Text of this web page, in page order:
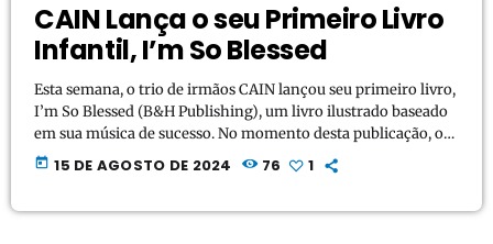
CAIN Lança o seu Primeiro Livro
Infantil, I’m So Blessed
Esta semana, o trio de irmãos CAIN lançou seu primeiro livro,
I’m So Blessed (B&H Publishing), um livro ilustrado baseado
em sua música de sucesso. No momento desta publicação, o
livro estava em primeiro lugar na categoria Ficção Cristã
Infantil para Leitores Iniciantes e no Top 5 de Ficção Cristã
today 15 DE AGOSTO DE 2024 76 1